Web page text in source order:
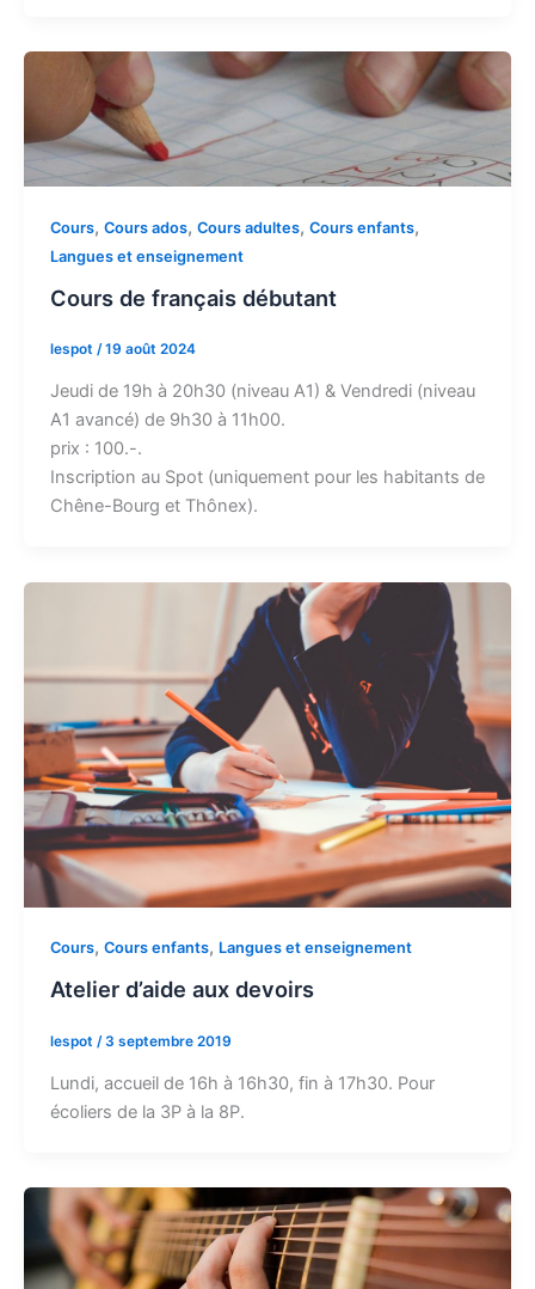
Cours, Cours ados, Cours adultes, Cours enfants,
Langues et enseignement
Cours de français débutant
lespot /19 août 2024
Jeudi de 19h à 20h30 (niveau A1) & Vendredi (niveau
A1 avancé) de 9h30 à 11h00.
prix : 100.-.
Inscription au Spot (uniquement pour les habitants de
Chêne-Bourg et Thônex).
Cours, Cours enfants, Langues et enseignement
Atelier d’aide aux devoirs
lespot /3 septembre 2019
Lundi, accueil de 16h à 16h30, fin à 17h30. Pour
écoliers de la 3P à la 8P.